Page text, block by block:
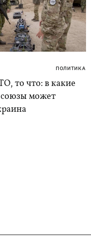
ПОЛИТИКА
то что: в какие
может